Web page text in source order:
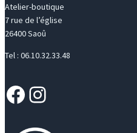
Atelier-boutique
7 rue de l’église
26400 Saoû
Tel : 06.10.32.33.48
Facebook Instagram